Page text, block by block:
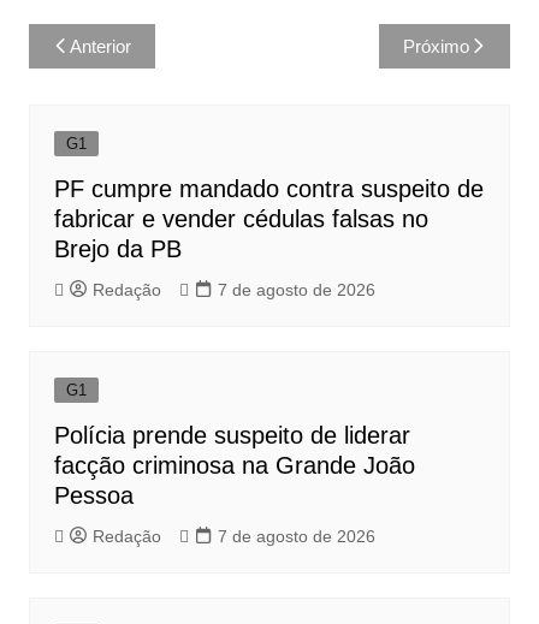
Navegação
de
Anterior Próximo
G1
PF cumpre mandado contra suspeito de
fabricar e vender cédulas falsas no
Brejo da PB
Redação 7 de agosto de 2026
G1
Polícia prende suspeito de liderar
facção criminosa na Grande João
Pessoa
Redação 7 de agosto de 2026